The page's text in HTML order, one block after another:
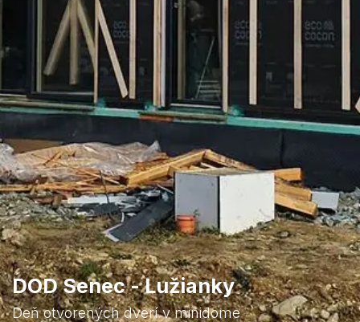
DOD Senec - Lužianky
Deň otvorených dverí v minidome